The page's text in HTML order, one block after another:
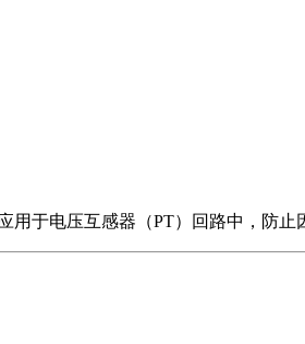
于电压互感器（PT）回路中，防